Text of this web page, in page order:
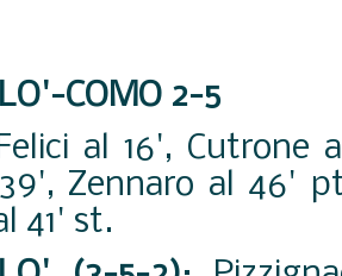
COMO 2-5
al 16', Cutrone
Zennaro al 46'
41' st.